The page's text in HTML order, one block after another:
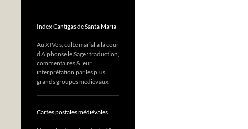
Index Cantigas de Santa Maria
Au XIVe s, culte marial à la cour
d’Alphonse le Sage : traduction,
commentaires & leur
interprétation par les plus
grands groupes médiévaux.
Cartes postales médiévales